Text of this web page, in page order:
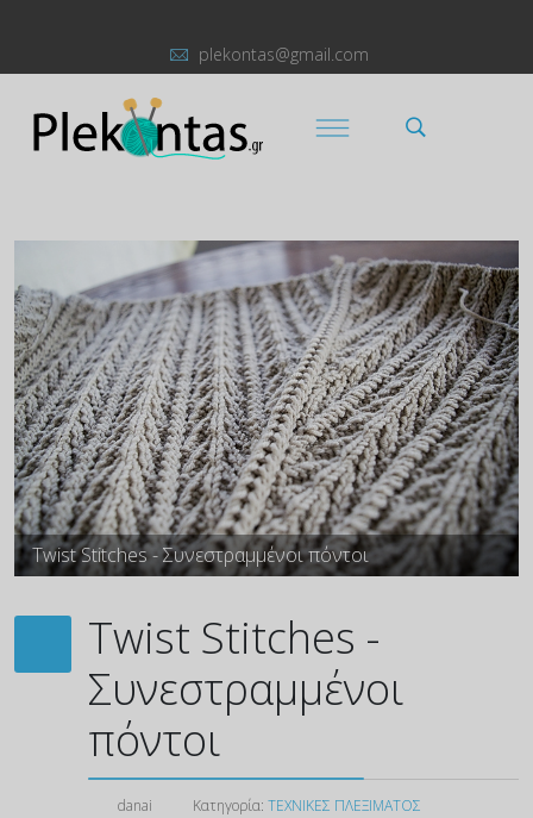
plekontas@gmail.com
Twist Stitches - Συνεστραμμένοι πόντοι
Twist Stitches -
Συνεστραμμένοι
πόντοι
danai Κατηγορία: ΤΕΧΝΙΚΕΣ ΠΛΕΞΙΜΑΤΟΣ